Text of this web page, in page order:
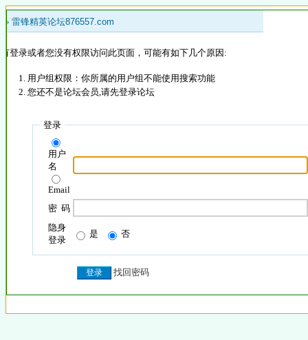
» 雷锋精英论坛876557.com
登录或者您没有权限访问此页面，可能有如下几个原因:
用户组权限：你所属的用户组不能使用搜索功能
您还不是论坛会员,请先登录论坛
登录
用户
名
Email
密 码
隐身
登录
是 否
找回密码